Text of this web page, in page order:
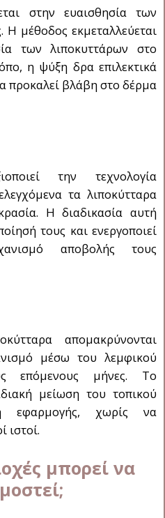
στην ευαισθησία των
μέθοδος εκμεταλλεύεται
των λιποκυττάρων στο
η ψύξη δρα επιλεκτικά
προκαλεί βλάβη στο δέρμα
την τεχνολογία
τα λιποκύτταρα
Η διαδικασία αυτή
τους και ενεργοποιεί
αποβολής τους
απομακρύνονται
μέσω του λεμφικού
επόμενους μήνες. Το
μείωση του τοπικού
εφαρμογής, χωρίς να
ιστοί.
μπορεί να